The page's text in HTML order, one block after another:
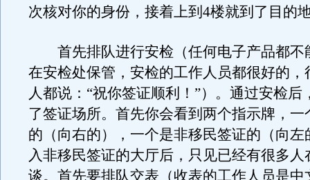
次核对你的身份，接着上到4楼就到了目的
首先排队进行安检（任何电子产品都不
在安检处保管，安检的工作人员都很好的，
人都说：“祝你签证顺利！”）。通过安检后
了签证场所。首先你会看到两个指示牌，一
的（向右的），一个是非移民签证的（向左
入非移民签证的大厅后，只见已经有很多人
谈。首先要排队交表（收表的工作人员是中